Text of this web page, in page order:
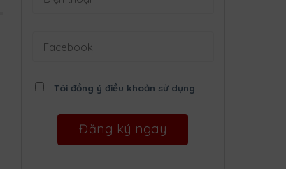
Tôi đồng ý điều khoản sử dụng